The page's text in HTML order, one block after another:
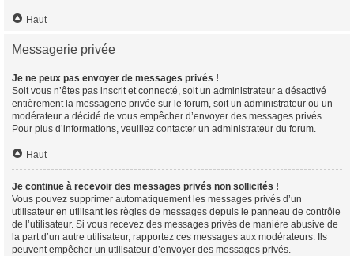
Haut
Messagerie privée
Je ne peux pas envoyer de messages privés !
Soit vous n’êtes pas inscrit et connecté, soit un administrateur a désactivé
entièrement la messagerie privée sur le forum, soit un administrateur ou un
modérateur a décidé de vous empêcher d’envoyer des messages privés.
Pour plus d’informations, veuillez contacter un administrateur du forum.
Haut
Je continue à recevoir des messages privés non sollicités !
Vous pouvez supprimer automatiquement les messages privés d’un
utilisateur en utilisant les règles de messages depuis le panneau de contrôle
de l’utilisateur. Si vous recevez des messages privés de manière abusive de
la part d’un autre utilisateur, rapportez ces messages aux modérateurs. Ils
peuvent empêcher un utilisateur d’envoyer des messages privés.